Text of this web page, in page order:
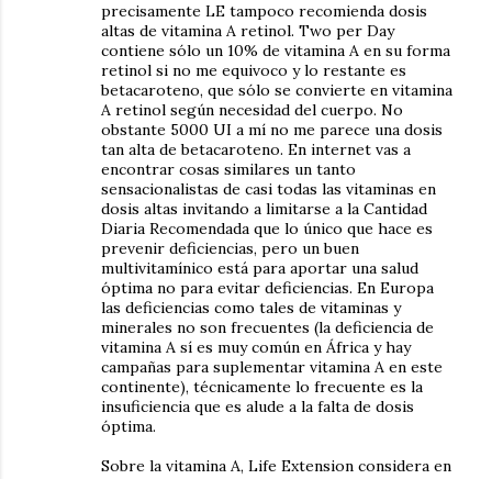
precisamente LE tampoco recomienda dosis
altas de vitamina A retinol. Two per Day
contiene sólo un 10% de vitamina A en su forma
retinol si no me equivoco y lo restante es
betacaroteno, que sólo se convierte en vitamina
A retinol según necesidad del cuerpo. No
obstante 5000 UI a mí no me parece una dosis
tan alta de betacaroteno. En internet vas a
encontrar cosas similares un tanto
sensacionalistas de casi todas las vitaminas en
dosis altas invitando a limitarse a la Cantidad
Diaria Recomendada que lo único que hace es
prevenir deficiencias, pero un buen
multivitamínico está para aportar una salud
óptima no para evitar deficiencias. En Europa
las deficiencias como tales de vitaminas y
minerales no son frecuentes (la deficiencia de
vitamina A sí es muy común en África y hay
campañas para suplementar vitamina A en este
continente), técnicamente lo frecuente es la
insuficiencia que es alude a la falta de dosis
óptima.
Sobre la vitamina A, Life Extension considera en